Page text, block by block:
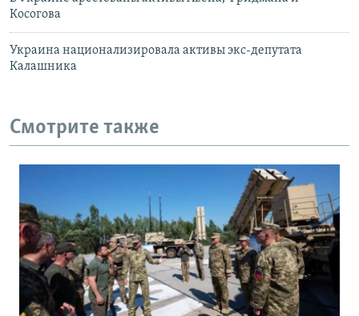
Косогова
Украина национализировала активы экс-депутата
Калашника
Смотрите также